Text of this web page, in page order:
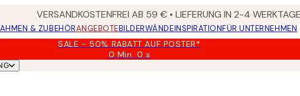
VERSANDKOSTENFREI AB 59 € • LIEFERUNG IN 2-4
& ZUBEHÖRANGEBOTEBILDERWÄNDEINSPIRATIONFÜR UNTERNEHMEN
SALE - 50% RABATT AUF POSTER*
0 Min. 0 s
Gültig